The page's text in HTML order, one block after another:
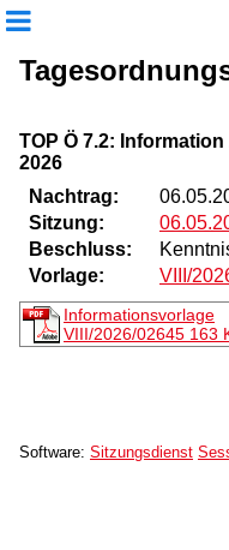
TOP Ö 7.2:
2026
Nachtrag:
Sitzung:
Beschluss:
Vorlage:
VIII/
Informationsvorlage
VIII/2026/02645 163
Software: Sitzungsdienst